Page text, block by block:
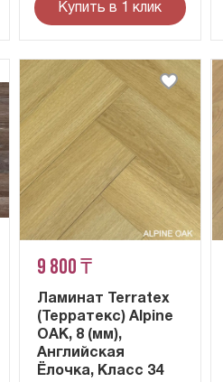
Купить в 1 клик
9 800 ₸
Ламинат Terratex
(Терратекс) Alpine
OAK, 8 (мм),
Английская
Ёлочка, Класс 34